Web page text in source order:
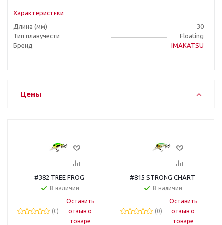
Характеристики
Длина (мм)
30
Тип плавучести
Floating
Бренд
IMAKATSU
Цены
#382 TREE FROG
В наличии
(0)
Оставить
отзыв о
товаре
#815 STRONG CHART
В наличии
(0)
Оставить
отзыв о
товаре